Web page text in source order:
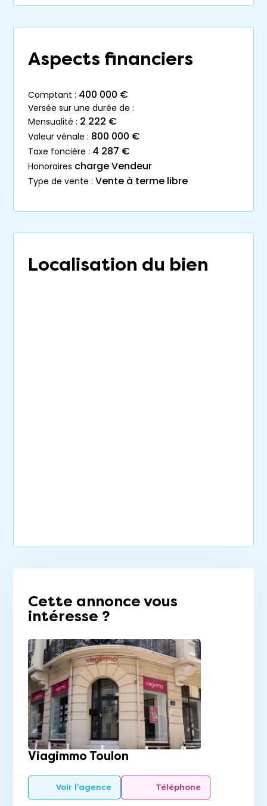
Aspects financiers
comptant : 400 000 €
versée sur une durée de :
mensualité : 2 222 €
valeur vénale : 800 000 €
taxe foncière : 4 287 €
honoraires charge Vendeur
type de vente : Vente à terme libre
Localisation du bien
Cette annonce vous
intéresse ?
Viagimmo Toulon
Voir l'agence Téléphone